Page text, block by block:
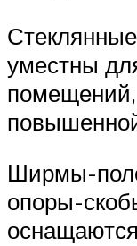
уместны
Ширмы-
опоры-